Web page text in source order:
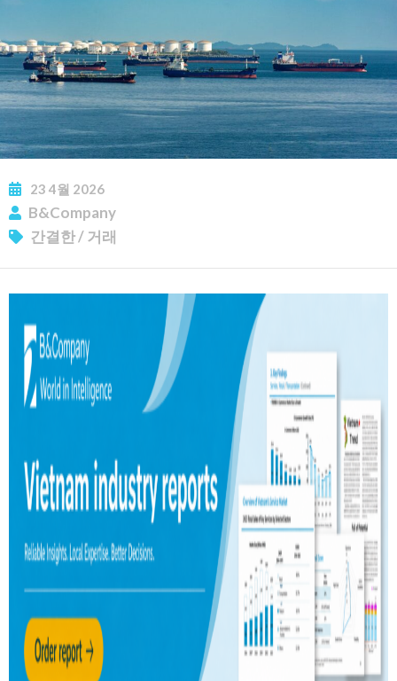
23 4월 2026
B&Company
간결한/거래